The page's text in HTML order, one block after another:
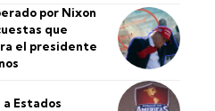
por Nixon
que
el presidente
Estados